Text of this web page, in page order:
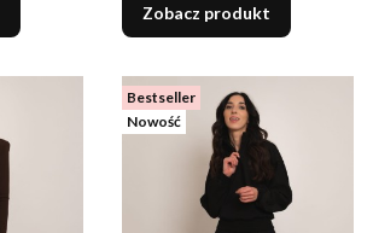
Zobacz produkt
Bestseller
Nowość